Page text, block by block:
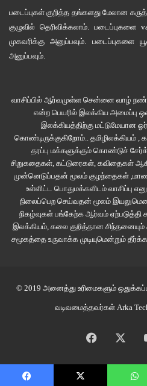
படைப்புகள் குறித்த தங்களது மேலான
குழுவில் தெரிவிக்கலாம். படைப்புகளை
முகவரிக்கு அனுப்பவும். படைப்புகளை
அனுப்பவும்.
வாசிப்பில் ஆர்வமுள்ள சென்னை வாழ்
என்ற பெயரில் இலக்கிய அமைப்பு
இலக்கியத்திற்கு மட்டுமேயான
கொண்டிருக்குகிறோம்..
தரப்பு மக்களுக்கும் கொண்டுச்
சிறுகதைகள், கட்டுரைகள், கவிதைகள்
முன்னெடுப்பதன் மூலம் குழந்தைகள்
உள்ளிட்ட பொதுமக்களிடம் வாசிப்பு
நிலைப்பெற செய்வதன் மூலம்
நிகழ்வுகள் பங்கேற்க ஆர்வம்
இலக்கியம், கலை குறித்தான சிந்தனையும்
சமூகத்தை உருவாக்க முடியுமென்றும்
© 2019 அனைத்து உரிமைகளும்
வடிவமைத்தவர்கள் Arka
Facebook